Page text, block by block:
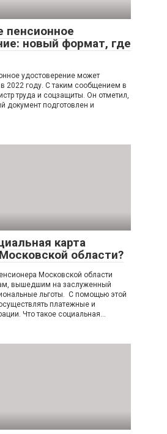
пенсионное
новый формат, где
удостоверение может
2022 году. С таким сообщением в
труда и соцзащиты. Он отметил,
документ подготовлен и
карта
области?
Московской области
вышедшим на заслуженный
льготы. С помощью этой
платежные и
Что такое социальная…